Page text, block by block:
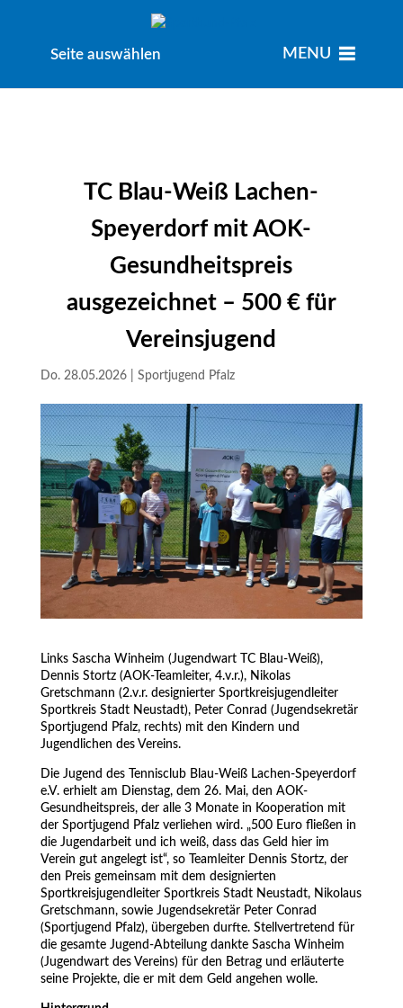
Seite auswählen MENU
TC Blau-Weiß Lachen-
Speyerdorf mit AOK-
Gesundheitspreis
ausgezeichnet – 500 € für
Vereinsjugend
Do. 28.05.2026| Sportjugend Pfalz
Links Sascha Winheim (Jugendwart TC Blau-Weiß),
Dennis Stortz (AOK-Teamleiter, 4.v.r.), Nikolas
Gretschmann (2.v.r. designierter Sportkreisjugendleiter
Sportkreis Stadt Neustadt), Peter Conrad (Jugendsekretär
Sportjugend Pfalz, rechts) mit den Kindern und
Jugendlichen des Vereins.
Die Jugend des Tennisclub Blau-Weiß Lachen-Speyerdorf
e.V. erhielt am Dienstag, dem 26. Mai, den AOK-
Gesundheitspreis, der alle 3 Monate in Kooperation mit
der Sportjugend Pfalz verliehen wird. „500 Euro fließen in
die Jugendarbeit und ich weiß, dass das Geld hier im
Verein gut angelegt ist“, so Teamleiter Dennis Stortz, der
den Preis gemeinsam mit dem designierten
Sportkreisjugendleiter Sportkreis Stadt Neustadt, Nikolaus
Gretschmann, sowie Jugendsekretär Peter Conrad
(Sportjugend Pfalz), übergeben durfte. Stellvertretend für
die gesamte Jugend-Abteilung dankte Sascha Winheim
(Jugendwart des Vereins) für den Betrag und erläuterte
seine Projekte, die er mit dem Geld angehen wolle.